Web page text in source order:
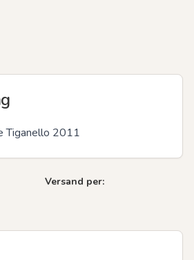
Tiganello 2011
Versand per: